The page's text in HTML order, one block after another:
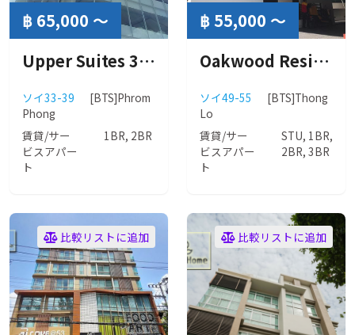
฿ 65,000 ～
Upper Suites 39 (アッパースィート39)
ソイ33-39
[BTS]Phrom
Phong
賃貸/サー
ビスアパー
ト
1BR, 2BR
฿ 55,000 ～
Oakwood Residence Sukhumvit Thonglor (オークウッドレジデンス スクムビット トンロー）
ソイ49-55
[BTS]Thong
Lo
賃貸/サー
ビスアパー
ト
STU, 1BR,
2BR, 3BR
比較リストに追加 比較リストに追加